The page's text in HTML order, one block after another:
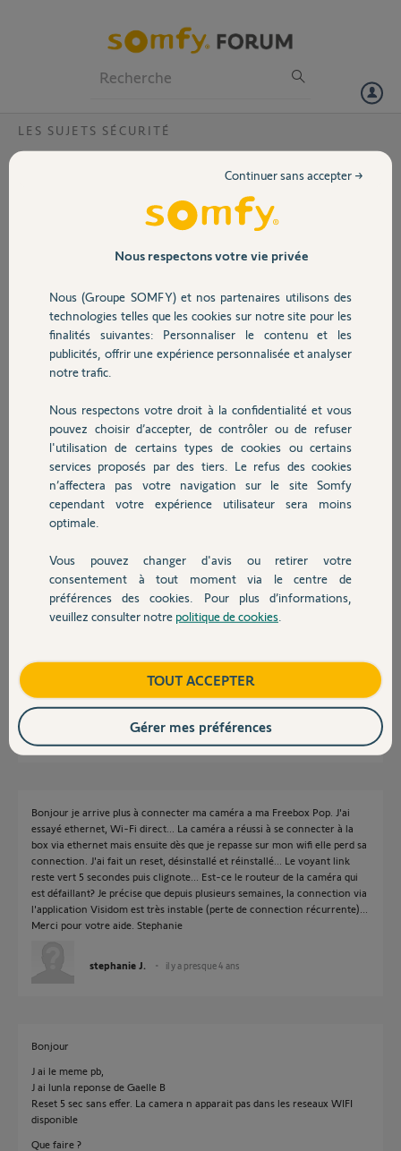
Volet
Sécurité
Domotique
Chauffage
Autres produits
Devis avec un pro
Contact
LES SUJETS SÉCURITÉ
Camera visidom ic100 ne se connecte plus
J'ai un problème avec ma caméra ic100 qui ne se
connecte plus le voyant reste rouge.
J'ai réussi une fois à la reconnecter puis pareil le
lendemain ...
caméra mais rien ne marche ...
Merci.
Loic K.
il y a presque 4 ans
Participer au fil de discussion
Réponses
Bonjour Loic,
défectueuse.
Gaëlle B. il y a presque 4 ans
Bonjour je arrive plus à connecter ma caméra a ma Freebox Pop. J'ai
essayé ethernet, Wi-Fi direct... La caméra a réussi à se connecter à la
box via ethernet mais ensuite dès que je repasse sur mon wifi elle perd sa
connection. J'ai fait un reset, désinstallé et réinstallé... Le voyant link
reste vert 5 secondes puis clignote... Est-ce le routeur de la caméra qui
est défaillant? Je précise que depuis plusieurs semaines, la connection via
l'application Visidom est très instable (perte de connection récurrente)...
Merci pour votre aide. Stephanie
stephanie J. il y a presque 4 ans
Bonjour
J ai le meme pb,
J ai lunla reponse de Gaelle B
Reset 5 sec sans effer. La camera n apparait pas dans les reseaux WIFI
disponible
Que faire ?
Nous respectons votre vie privée
Nous (Groupe SOMFY) et nos partenaires utilisons des
technologies telles que les cookies sur notre site pour les
finalités suivantes: Personnaliser le contenu et les
publicités, offrir une expérience personnalisée et analyser
notre trafic.
Nous respectons votre droit à la confidentialité et vous
pouvez choisir d’accepter, de contrôler ou de refuser
l'utilisation de certains types de cookies ou certains
services proposés par des tiers. Le refus des cookies
n’affectera pas votre navigation sur le site Somfy
cependant votre expérience utilisateur sera moins
optimale.
Vous pouvez changer d'avis ou retirer votre
consentement à tout moment via le centre de
préférences des cookies. Pour plus d’informations,
veuillez consulter notre politique de cookies
Continuer sans accepter →
TOUT ACCEPTER
Gérer mes préférences